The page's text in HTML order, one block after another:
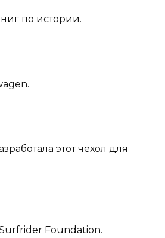
по истории.
этот чехол для
Foundation.